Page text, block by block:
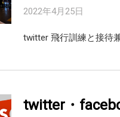
2022年4月25日
twitter 飛行訓練と接待
twitter・